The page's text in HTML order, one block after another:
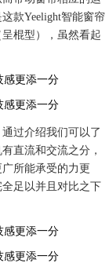
款Yeelight智能窗帘
棍型），虽然看起
过介绍我们可以了
直流和交流之分，
所能承受的力更
足以并且对比之下